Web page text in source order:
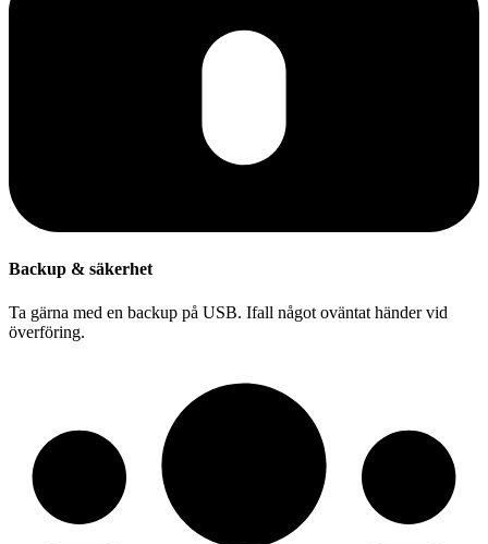
Backup & säkerhet
Ta gärna med en backup på USB. Ifall något oväntat händer vid
överföring.